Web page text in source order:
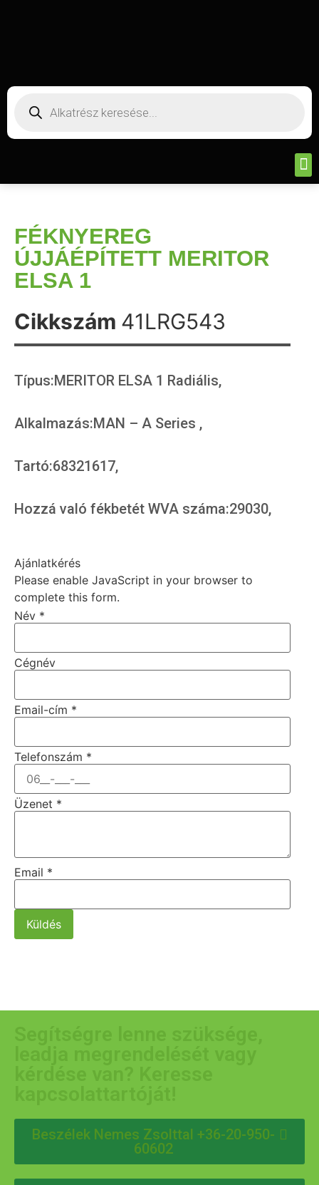
FÉKNYEREG
ÚJJÁÉPÍTETT MERITOR
ELSA 1
Cikkszám 41LRG543
Típus:MERITOR ELSA 1 Radiális,
Alkalmazás:MAN – A Series ,
Tartó:68321617,
Hozzá való fékbetét WVA száma:29030,
Ajánlatkérés
Please enable JavaScript in your browser to
complete this form.
Név *
Cégnév
Email-cím *
Telefonszám *
Üzenet *
Email *
Küldés
Beszélek Nemes Zsolttal +36-20-950-
60602